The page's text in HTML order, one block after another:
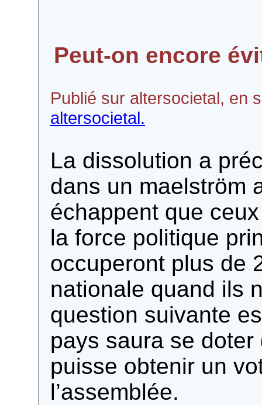
Peut-on encore
Publié sur altersocietal, en
altersocietal.
La dissolution a
dans un maelström
échappent que
la force politique
occuperont plus de
nationale quand ils
question suivante
pays saura se doter
puisse obtenir un
l’assemblée.